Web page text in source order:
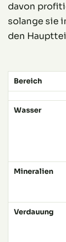
davon
solange sie
den
Bereich
Wasser
Mineralien
Verdauung